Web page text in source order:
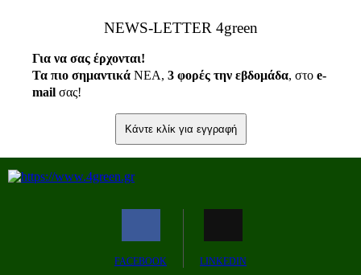
ΝEWS-LETTER 4green
Για να σας έρχονται!
Τα πιο σημαντικά ΝΕΑ, 3 φορές την εβδομάδα, στο e-
mail σας!
Κάντε κλίκ για εγγραφή
FACEBOOK LINKEDIN